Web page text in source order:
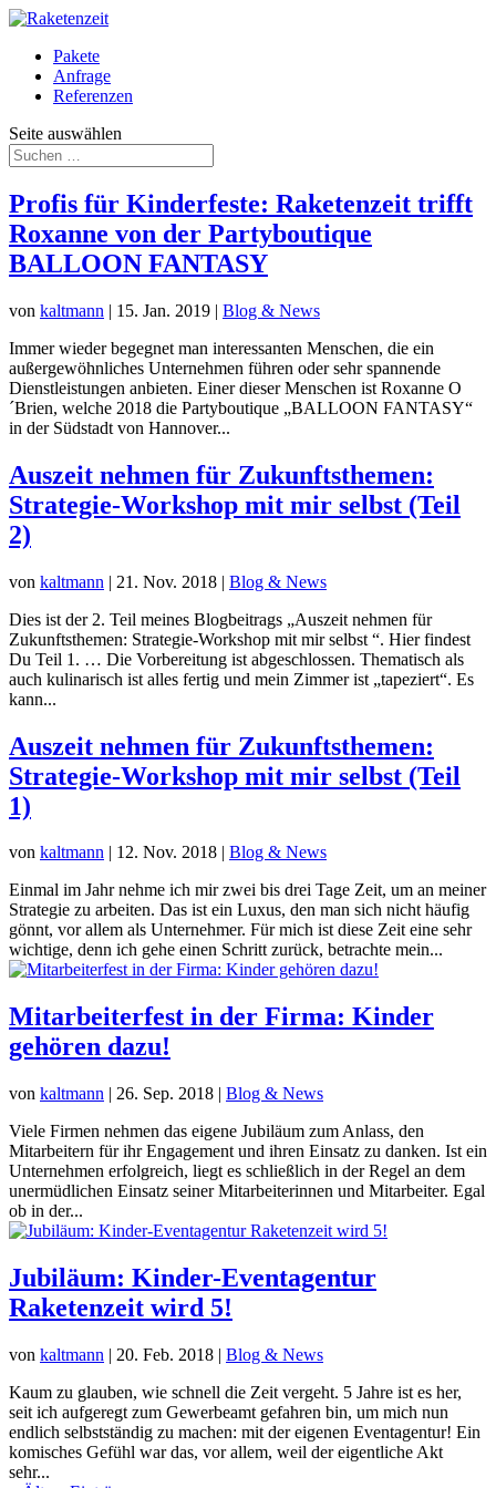
Pakete
Anfrage
Referenzen
Seite auswählen
Profis für Kinderfeste: Raketenzeit trifft
Roxanne von der Partyboutique
BALLOON FANTASY
von kaltmann | 15. Jan. 2019 | Blog & News
Immer wieder begegnet man interessanten Menschen, die ein
außergewöhnliches Unternehmen führen oder sehr spannende
Dienstleistungen anbieten. Einer dieser Menschen ist Roxanne O
´Brien, welche 2018 die Partyboutique „BALLOON FANTASY“
in der Südstadt von Hannover...
Auszeit nehmen für Zukunftsthemen:
Strategie-Workshop mit mir selbst (Teil
2)
von kaltmann | 21. Nov. 2018 | Blog & News
Dies ist der 2. Teil meines Blogbeitrags „Auszeit nehmen für
Zukunftsthemen: Strategie-Workshop mit mir selbst “. Hier findest
Du Teil 1. … Die Vorbereitung ist abgeschlossen. Thematisch als
auch kulinarisch ist alles fertig und mein Zimmer ist „tapeziert“. Es
kann...
Auszeit nehmen für Zukunftsthemen:
Strategie-Workshop mit mir selbst (Teil
1)
von kaltmann | 12. Nov. 2018 | Blog & News
Einmal im Jahr nehme ich mir zwei bis drei Tage Zeit, um an meiner
Strategie zu arbeiten. Das ist ein Luxus, den man sich nicht häufig
gönnt, vor allem als Unternehmer. Für mich ist diese Zeit eine sehr
wichtige, denn ich gehe einen Schritt zurück, betrachte mein...
Mitarbeiterfest in der Firma: Kinder
gehören dazu!
von kaltmann | 26. Sep. 2018 | Blog & News
Viele Firmen nehmen das eigene Jubiläum zum Anlass, den
Mitarbeitern für ihr Engagement und ihren Einsatz zu danken. Ist ein
Unternehmen erfolgreich, liegt es schließlich in der Regel an dem
unermüdlichen Einsatz seiner Mitarbeiterinnen und Mitarbeiter. Egal
ob in der...
Jubiläum: Kinder-Eventagentur
Raketenzeit wird 5!
von kaltmann | 20. Feb. 2018 | Blog & News
Kaum zu glauben, wie schnell die Zeit vergeht. 5 Jahre ist es her,
seit ich aufgeregt zum Gewerbeamt gefahren bin, um mich nun
endlich selbstständig zu machen: mit der eigenen Eventagentur! Ein
komisches Gefühl war das, vor allem, weil der eigentliche Akt
sehr...